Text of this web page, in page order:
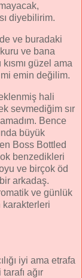
diyebilirim.
ve buradaki
ve bana
güzel ama
emin değilim.
hali
sevmediğim sır
Bence
büyük
Boss Bottled
benzedikleri
ve birçok öd
arkadaş.
ve günlük
karakterleri
iyi ama etrafa
ağır